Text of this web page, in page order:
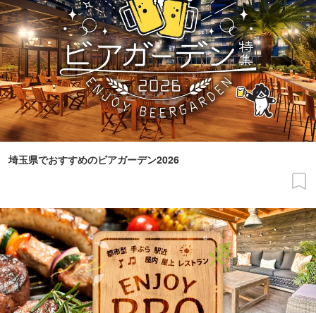
埼玉県でおすすめのビアガーデン2026